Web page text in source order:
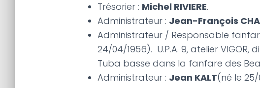
Trésorier : Michel RIVIERE.
Administrateur : Jean-François
Administrateur / Responsable
24/04/1956). U.P.A. 9, atelier VIGOR,
Tuba basse dans la fanfare des
Administrateur : Jean KALT(né le 25/